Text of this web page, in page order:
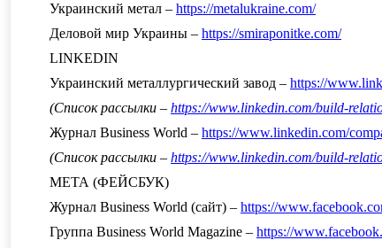
Украинский метал – https://metalukraine.com/
Деловой мир Украины – https://smiraponitke.com/
LINKEDIN
Украинский металлургический завод – https://
(Список рассылки – https://www.linkedin.com/build-
Журнал Business World – https://www.linkedin.com/
(Список рассылки – https://www.linkedin.com/build-
МЕТА (ФЕЙСБУК)
Журнал Business World (сайт) – https://
Группа Business World Magazine – https://